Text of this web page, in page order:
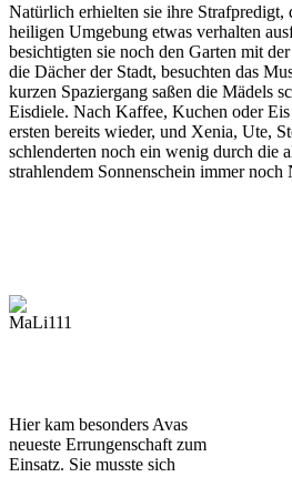
Natürlich erhielten sie ihre Strafpredigt,
heiligen Umgebung etwas verhalten
besichtigten sie noch den Garten mit
die Dächer der Stadt, besuchten das
kurzen Spaziergang saßen die Mädels
Eisdiele. Nach Kaffee, Kuchen oder
ersten bereits wieder, und Xenia, Ute,
schlenderten noch ein wenig durch die
strahlendem Sonnenschein immer noch
Hier kam besonders Avas
neueste Errungenschaft zum
Einsatz. Sie musste sich